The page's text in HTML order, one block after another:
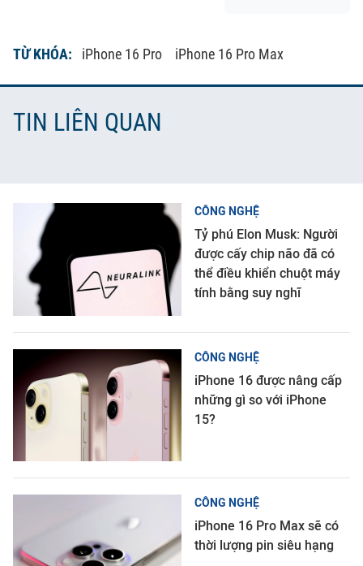
TỪ KHÓA: iPhone 16 Pro iPhone 16 Pro Max
TIN LIÊN QUAN
CÔNG NGHỆ
Tỷ phú Elon Musk: Người
được cấy chip não đã có
thể điều khiển chuột máy
tính bằng suy nghĩ
CÔNG NGHỆ
iPhone 16 được nâng cấp
những gì so với iPhone
15?
CÔNG NGHỆ
iPhone 16 Pro Max sẽ có
thời lượng pin siêu hạng